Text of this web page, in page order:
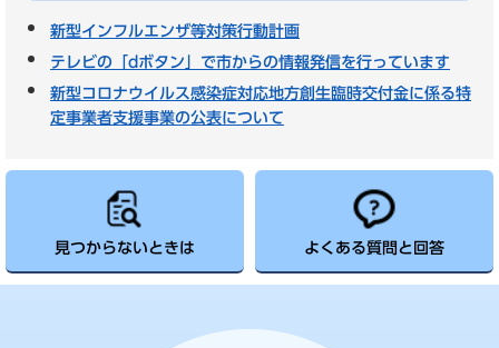
新型インフルエンザ等対策行動計画
テレビの「dボタン」で市からの情報発信を行っています
新型コロナウイルス感染症対応地方創生臨時交付金に係る特
定事業者支援事業の公表について
見つからないときは よくある質問と回答